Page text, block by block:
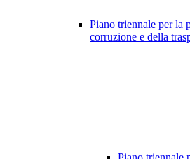
Piano triennale per la
corruzione e della